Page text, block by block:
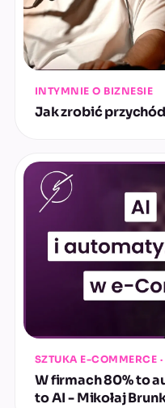
INTYMNIE O BIZNESIE
Jak zrobić
SZTUKA E-COMMERCE
W firmach 80% to
to AI - Mikołaj